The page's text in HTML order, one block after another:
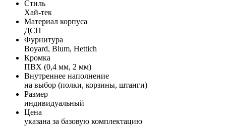
Стиль
Хай-тек
Материал корпуса
ДСП
Фурнитура
Boyard, Blum, Hettich
Кромка
ПВХ (0,4 мм, 2 мм)
Внутреннее наполнение
на выбор (полки, корзины, штанги)
Размер
индивидуальный
Цена
указана за базовую комплектацию